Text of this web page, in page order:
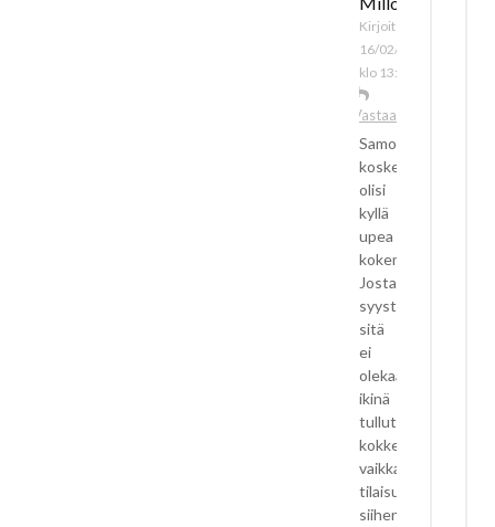
Kirjoitettu
16/02/2023
klo 13:15
Vastaa
Samoin,
koskenlasku
olisi
kyllä
upea
kokemus!
Jostain
syystä
sitä
ei
olekaan
ikinä
tullut
kokkeiltua,
vaikka
tilaisuuksia
siihen